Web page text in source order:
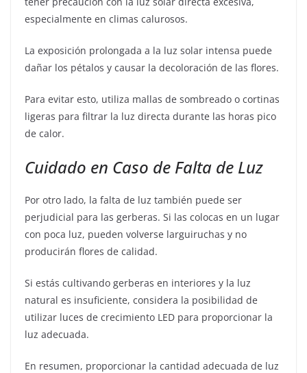
especialmente en climas calurosos.
La exposición prolongada a la luz solar intensa puede
dañar los pétalos y causar la decoloración de las flores.
Para evitar esto, utiliza mallas de sombreado o cortinas
ligeras para filtrar la luz directa durante las horas pico
de calor.
Cuidado en Caso de Falta de Luz
Por otro lado, la falta de luz también puede ser
perjudicial para las gerberas. Si las colocas en un lugar
con poca luz, pueden volverse larguiruchas y no
producirán flores de calidad.
Si estás cultivando gerberas en interiores y la luz
natural es insuficiente, considera la posibilidad de
utilizar luces de crecimiento LED para proporcionar la
luz adecuada.
En resumen, proporcionar la cantidad adecuada de luz